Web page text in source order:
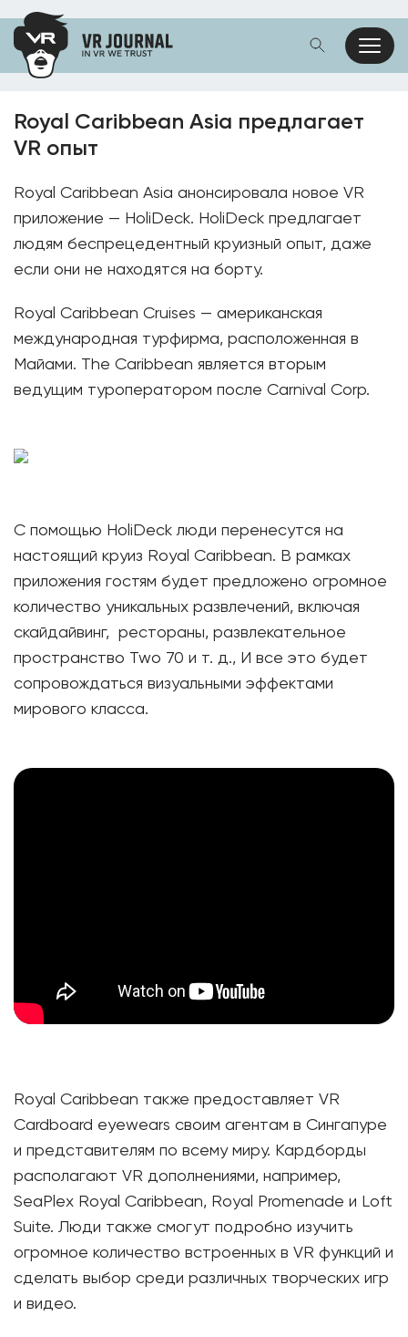
Royal Caribbean Asia предлагает
VR опыт
Royal Caribbean Asia анонсировала новое VR
приложение — HoliDeck. HoliDeck предлагает
людям беспрецедентный круизный опыт, даже
если они не находятся на борту.
Royal Caribbean Cruises — американская
международная турфирма, расположенная в
Майами. The Caribbean является вторым
ведущим туроператором после Carnival Corp.
С помощью HoliDeck люди перенесутся на
настоящий круиз Royal Caribbean. В рамках
приложения гостям будет предложено огромное
количество уникальных развлечений, включая
скайдайвинг, рестораны, развлекательное
пространство Two 70 и т. д., И все это будет
сопровождаться визуальными эффектами
мирового класса.
Royal Caribbean также предоставляет VR
Cardboard eyewears своим агентам в Сингапуре
и представителям по всему миру. Кардборды
располагают VR дополнениями, например,
SeaPlex Royal Caribbean, Royal Promenade и Loft
Suite. Люди также смогут подробно изучить
огромное количество встроенных в VR функций и
сделать выбор среди различных творческих игр
и видео.